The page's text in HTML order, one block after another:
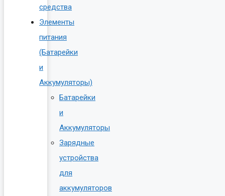
средства
Элементы
питания
(Батарейки
и
Аккумуляторы)
Батарейки
и
Аккумуляторы
Зарядные
устройства
для
аккумуляторов